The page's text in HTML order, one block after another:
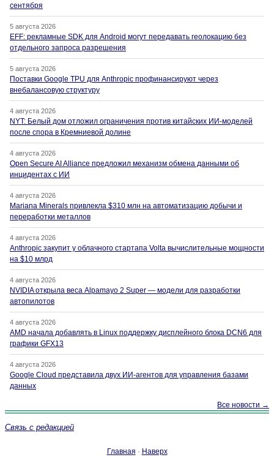
сентября
5 августа 2026
EFF: рекламные SDK для Android могут передавать геолокацию без
отдельного запроса разрешения
5 августа 2026
Поставки Google TPU для Anthropic профинансируют через
внебалансовую структуру
4 августа 2026
NYT: Белый дом отложил ограничения против китайских ИИ-моделей
после спора в Кремниевой долине
4 августа 2026
Open Secure AI Alliance предложил механизм обмена данными об
инцидентах с ИИ
4 августа 2026
Mariana Minerals привлекла $310 млн на автоматизацию добычи и
переработки металлов
4 августа 2026
Anthropic закупит у облачного стартапа Volta вычислительные мощности
на $10 млрд
4 августа 2026
NVIDIA открыла веса Alpamayo 2 Super — модели для разработки
автопилотов
4 августа 2026
AMD начала добавлять в Linux поддержку дисплейного блока DCN6 для
графики GFX13
4 августа 2026
Google Cloud представила двух ИИ-агентов для управления базами
данных
Все новости →
Связь с редакцией
Главная · Наверх